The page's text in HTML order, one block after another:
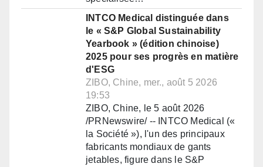
INTCO Medical distinguée dans
le « S&P Global Sustainability
Yearbook » (édition chinoise)
2025 pour ses progrès en matière
d'ESG
ZIBO, Chine, mer., août 5 2026
19:53
ZIBO, Chine, le 5 août 2026
/PRNewswire/ -- INTCO Medical («
la Société »), l'un des principaux
fabricants mondiaux de gants
jetables, figure dans le S&P